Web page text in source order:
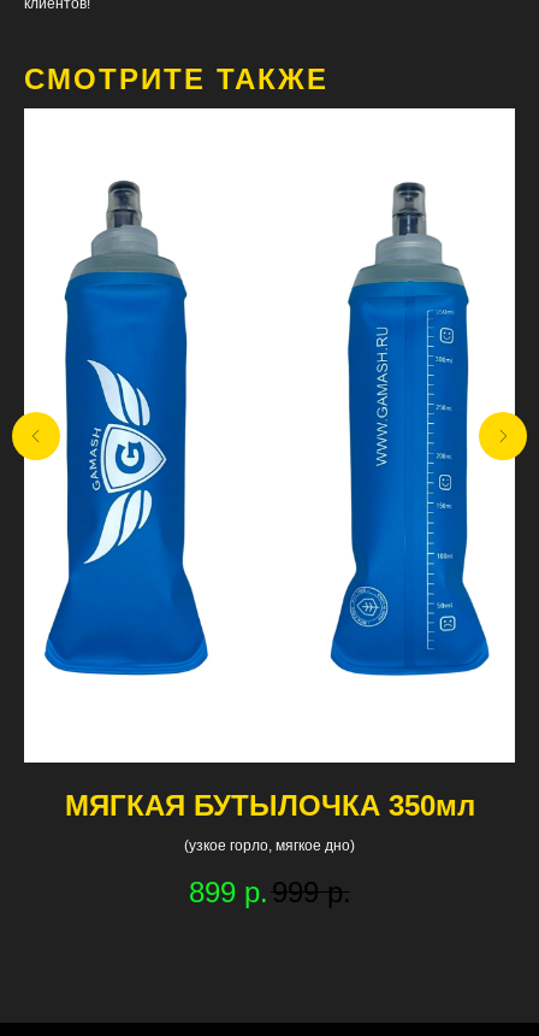
клиентов!
СМОТРИТЕ ТАКЖЕ
МЯГКАЯ БУТЫЛОЧКА 350мл
(узкое горло, мягкое дно)
899 р.999 р.